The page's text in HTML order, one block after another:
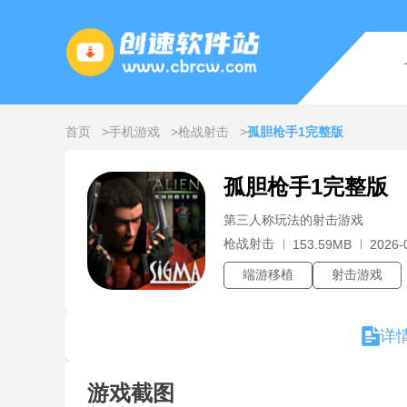
首页 手机游戏 枪战射击 孤胆枪手1完整版
孤胆枪手1完整版
第三人称玩法的射击游戏
枪战射击
153.59MB 2026-
端游移植 射击游戏
详
游戏截图